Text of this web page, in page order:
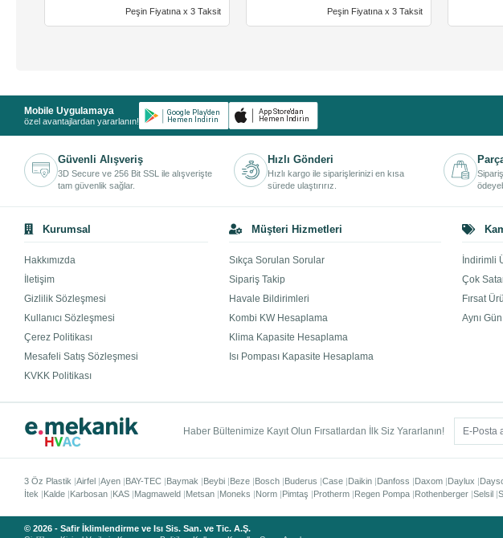
Peşin Fiyatına x 3 Taksit Peşin Fiyatına x 3 Taksit
Mobile Uygulamaya
özel avantajlardan yararlanın!
Güvenli Alışveriş
3D Secure ve 256 Bit SSL ile alışverişte
tam güvenlik sağlar.
Hızlı Gönderi
Hızlı kargo ile siparişlerinizi en kısa
sürede ulaştırırız.
Kurumsal
Hakkımızda
İletişim
Gizlilik Sözleşmesi
Kullanıcı Sözleşmesi
Çerez Politikası
Mesafeli Satış Sözleşmesi
KVKK Politikası
Müşteri Hizmetleri
Sıkça Sorulan Sorular
Sipariş Takip
Havale Bildirimleri
Kombi KW Hesaplama
Klima Kapasite Hesaplama
Isı Pompası Kapasite Hesaplama
İndirimli
Çok
Fırsat
Aynı
Haber Bültenimize Kayıt Olun Fırsatlardan İlk Siz Yararlanın!
3 Öz Plastik Airfel Ayen BAY-TEC Baymak Beybi Beze Bosch Buderus Case Daikin Danfoss Daxom Daylux
İtek
Kalde Karbosan KAS Magmaweld Metsan Moneks Norm Pimtaş Protherm Regen Pompa Rothenberger Selsil
© 2026 - Safir İklimlendirme ve Isı Sis. San. ve Tic. A.Ş.